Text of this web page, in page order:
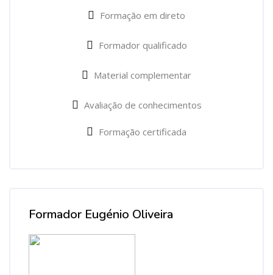
Formação em direto
Formador qualificado
Material complementar
Avaliação de conhecimentos
Formação certificada
Ignorar Formador Eugénio Oliveira
Formador Eugénio Oliveira